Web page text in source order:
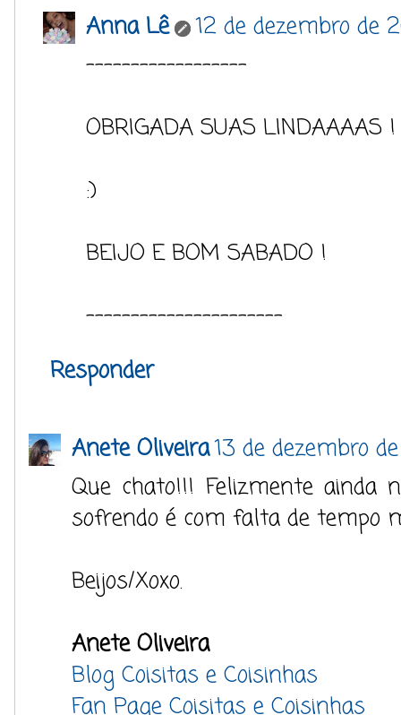
Anna Lê
12 de dezembro de
------------------
OBRIGADA SUAS LINDAAAAS !
:)
BEIJO E BOM SABADO !
----------------------
Responder
Anete Oliveira13 de dezembro
Que chato!!! Felizmente ainda
sofrendo é com falta de tempo
Beijos/Xoxo.
Anete Oliveira
Blog Coisitas e Coisinhas
Fan Page Coisitas e Coisinhas